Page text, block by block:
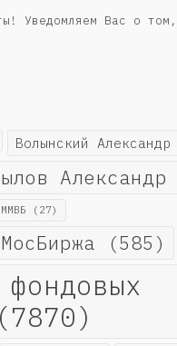
Уведомляем Вас о
Волынский Александр
Александр
ММВБ (27)
МосБиржа (585)